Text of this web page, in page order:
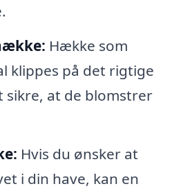
Hække som
klippes på det rigtige
at de blomstrer
Hvis du ønsker at
i din have, kan en